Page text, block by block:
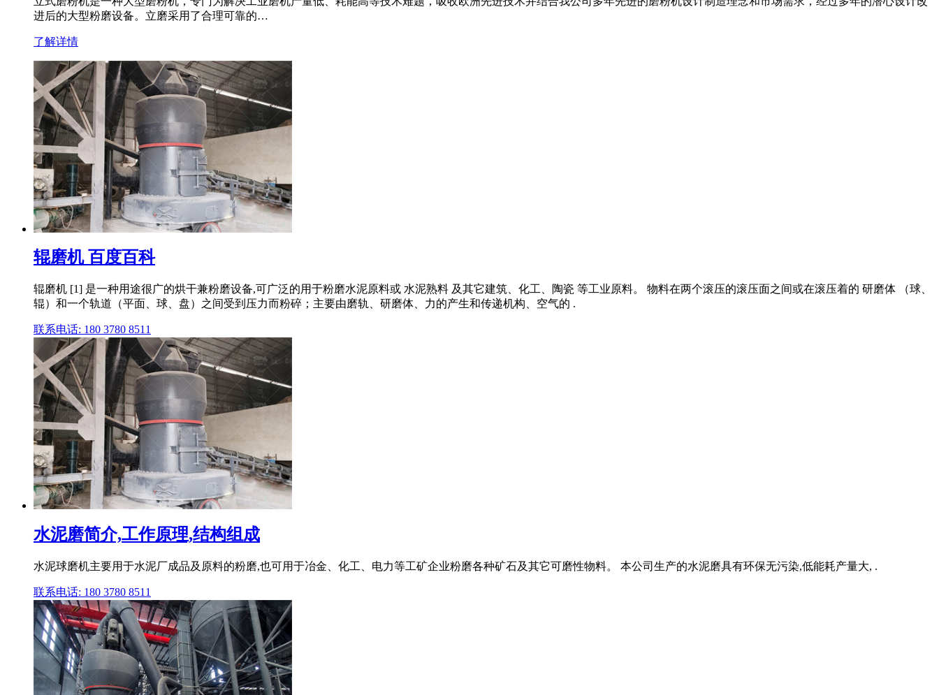
进后的大型粉磨设备。立磨采用了合理可靠的…
了解详情
辊磨机 百度百科
辊磨机 [1] 是一种用途很广的烘干兼粉磨设备,可广泛的用于粉磨水泥原料或 水泥熟料 及其它建筑、化工、陶瓷 等工业原料。 物料在两个滚压的滚压面之间或在滚压着的 研磨体 （球、
辊）和一个轨道（平面、球、盘）之间受到压力而粉碎；主要由磨轨、研磨体、力的产生和传递机构、空气的 .
联系电话: 180 3780 8511
水泥磨简介,工作原理,结构组成
水泥球磨机主要用于水泥厂成品及原料的粉磨,也可用于冶金、化工、电力等工矿企业粉磨各种矿石及其它可磨性物料。 本公司生产的水泥磨具有环保无污染,低能耗产量大, .
联系电话: 180 3780 8511